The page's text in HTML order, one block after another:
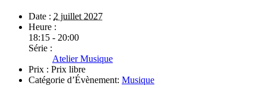
Date : 2 juillet 2027
Heure :
18:15 - 20:00
Série :
Atelier Musique
Prix : Prix libre
Catégorie d’Évènement: Musique